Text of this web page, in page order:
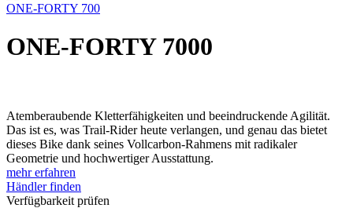
ONE-FORTY 700
ONE-FORTY 7000
Atemberaubende Kletterfähigkeiten und beeindruckende Agilität.
Das ist es, was Trail-Rider heute verlangen, und genau das bietet
dieses Bike dank seines Vollcarbon-Rahmens mit radikaler
Geometrie und hochwertiger Ausstattung.
mehr erfahren
Händler finden
Verfügbarkeit prüfen